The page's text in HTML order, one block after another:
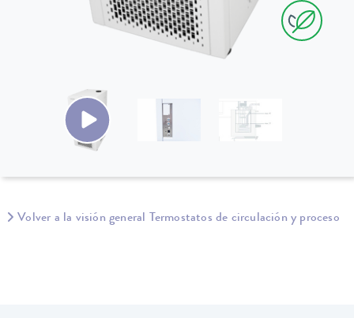
Volver a la visión general Termostatos de circulación y proceso